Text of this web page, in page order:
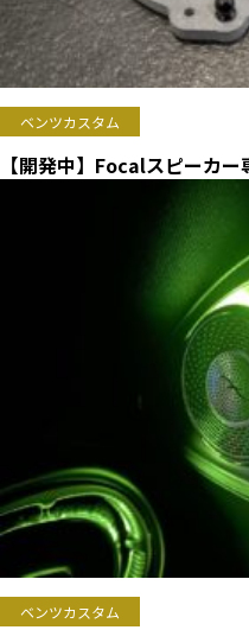
ベンツカスタム
【開発中】Focalスピーカ
ベンツカスタム